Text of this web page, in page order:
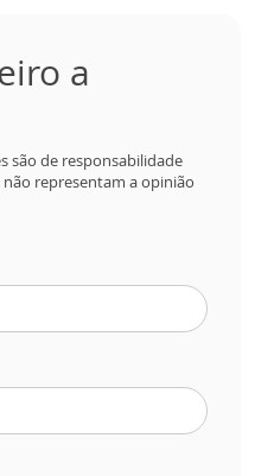
a
são de responsabilidade
representam a opinião